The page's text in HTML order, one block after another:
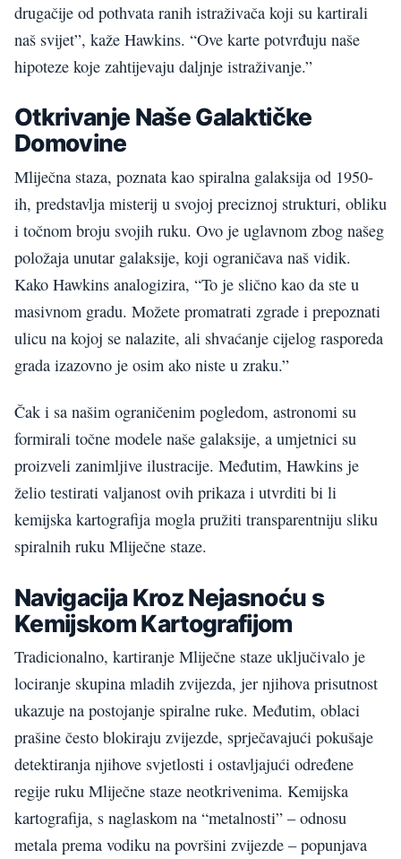
drugačije od pothvata ranih istraživača koji su kartirali
naš svijet”, kaže Hawkins. “Ove karte potvrđuju naše
hipoteze koje zahtijevaju daljnje istraživanje.”
Otkrivanje Naše Galaktičke
Domovine
Mliječna staza, poznata kao spiralna galaksija od 1950-
ih, predstavlja misterij u svojoj preciznoj strukturi, obliku
i točnom broju svojih ruku. Ovo je uglavnom zbog našeg
položaja unutar galaksije, koji ograničava naš vidik.
Kako Hawkins analogizira, “To je slično kao da ste u
masivnom gradu. Možete promatrati zgrade i prepoznati
ulicu na kojoj se nalazite, ali shvaćanje cijelog rasporeda
grada izazovno je osim ako niste u zraku.”
Čak i sa našim ograničenim pogledom, astronomi su
formirali točne modele naše galaksije, a umjetnici su
proizveli zanimljive ilustracije. Međutim, Hawkins je
želio testirati valjanost ovih prikaza i utvrditi bi li
kemijska kartografija mogla pružiti transparentniju sliku
spiralnih ruku Mliječne staze.
Navigacija Kroz Nejasnoću s
Kemijskom Kartografijom
Tradicionalno, kartiranje Mliječne staze uključivalo je
lociranje skupina mladih zvijezda, jer njihova prisutnost
ukazuje na postojanje spiralne ruke. Međutim, oblaci
prašine često blokiraju zvijezde, sprječavajući pokušaje
detektiranja njihove svjetlosti i ostavljajući određene
regije ruku Mliječne staze neotkrivenima. Kemijska
kartografija, s naglaskom na “metalnosti” – odnosu
metala prema vodiku na površini zvijezde – popunjava